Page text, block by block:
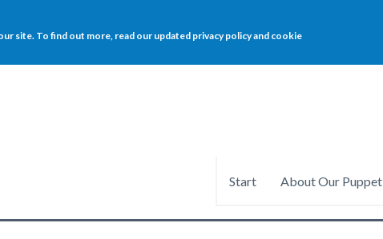
site. To find out more, read our updated privacy policy and cookie
Start About Our Puppet